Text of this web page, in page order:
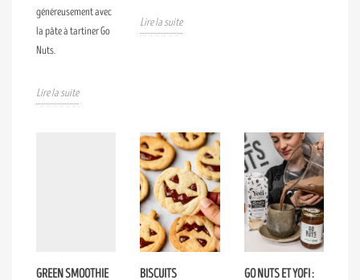
généreusement avec
la pâte à tartiner Go
Nuts.
Lire la suite
Lire la suite
GREEN SMOOTHIE
BISCUITS
GO NUTS ET YOFI :